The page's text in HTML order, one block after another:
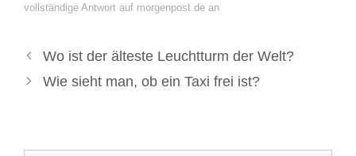
vollständige Antwort auf morgenpost.de an
Wo ist der älteste Leuchtturm der Welt?
Wie sieht man, ob ein Taxi frei ist?